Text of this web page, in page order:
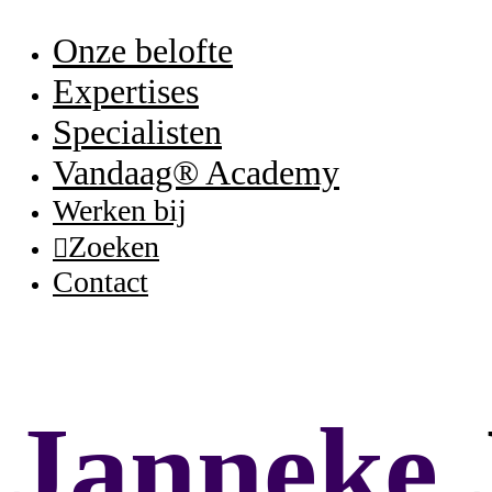
Onze belofte
Expertises
Specialisten
Vandaag® Academy
Werken bij
Zoeken
Contact